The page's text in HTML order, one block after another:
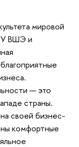
мировой
ВШЭ и
— это
страны.
своей бизнес-
комфортные